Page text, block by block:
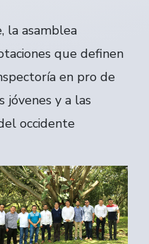
la asamblea
que definen
en pro de
jóvenes y a las
occidente